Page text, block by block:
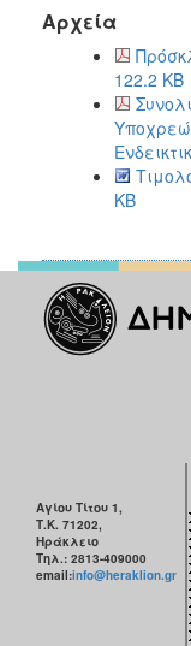
ΠΟΛΙΤΙΣΜΟΣ
ΠΟΛΗ
Αρχεία
122.2 KB
KB
Αγίου Τίτου 1,
Τ.Κ. 71202,
Ηράκλειο
Τηλ.: 2813-409000
email:info@heraklion.gr